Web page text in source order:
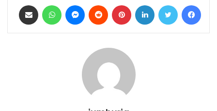
فيسبوك تويتر لينكدإن بينتيريست ماسنجر واتساب